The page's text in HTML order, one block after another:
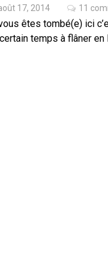
IA doit sortir
et l’intelligence
spatial
17, 2014 11
êtes tombé(e) ici
temps à flâner